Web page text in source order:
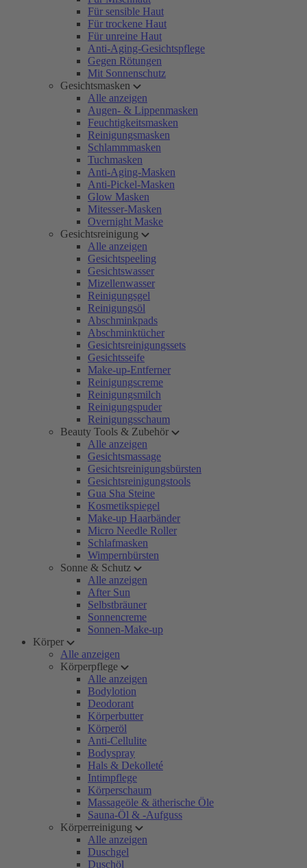
Für sensible Haut
Für trockene Haut
Für unreine Haut
Anti-Aging-Gesichtspflege
Gegen Rötungen
Mit Sonnenschutz
Gesichtsmasken
Alle anzeigen
Augen- & Lippenmasken
Feuchtigkeitsmasken
Reinigungsmasken
Schlammmasken
Tuchmasken
Anti-Aging-Masken
Anti-Pickel-Masken
Glow Masken
Mitesser-Masken
Overnight Maske
Gesichtsreinigung
Alle anzeigen
Gesichtspeeling
Gesichtswasser
Mizellenwasser
Reinigungsgel
Reinigungsöl
Abschminkpads
Abschminktücher
Gesichtsreinigungssets
Gesichtsseife
Make-up-Entferner
Reinigungscreme
Reinigungsmilch
Reinigungspuder
Reinigungsschaum
Beauty Tools & Zubehör
Alle anzeigen
Gesichtsmassage
Gesichtsreinigungsbürsten
Gesichtsreinigungstools
Gua Sha Steine
Kosmetikspiegel
Make-up Haarbänder
Micro Needle Roller
Schlafmasken
Wimpernbürsten
Sonne & Schutz
Alle anzeigen
After Sun
Selbstbräuner
Sonnencreme
Sonnen-Make-up
Körper
Alle anzeigen
Körperpflege
Alle anzeigen
Bodylotion
Deodorant
Körperbutter
Körperöl
Anti-Cellulite
Bodyspray
Hals & Dekolleté
Intimpflege
Körperschaum
Massageöle & ätherische Öle
Sauna-Öl & -Aufguss
Körperreinigung
Alle anzeigen
Duschgel
Duschöl